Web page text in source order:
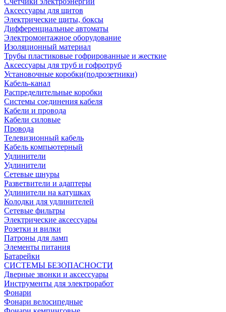
Аксессуары для щитов
Электрические щиты, боксы
Дифференциальные автоматы
Электромонтажное оборудование
Изоляционный материал
Трубы пластиковые гофрированные и жесткие
Аксессуары для труб и гофротруб
Установочные коробки(подрозетники)
Кабель-канал
Распределительные коробки
Системы соединения кабеля
Кабели и провода
Кабели силовые
Провода
Телевизионный кабель
Кабель компьютерный
Удлинители
Удлинители
Сетевые шнуры
Разветвители и адаптеры
Удлинители на катушках
Колодки для удлинителей
Сетевые фильтры
Электрические аксессуары
Розетки и вилки
Патроны для ламп
Элементы питания
Батарейки
СИСТЕМЫ БЕЗОПАСНОСТИ
Дверные звонки и аксессуары
Инструменты для электроработ
Фонари
Фонари велосипедные